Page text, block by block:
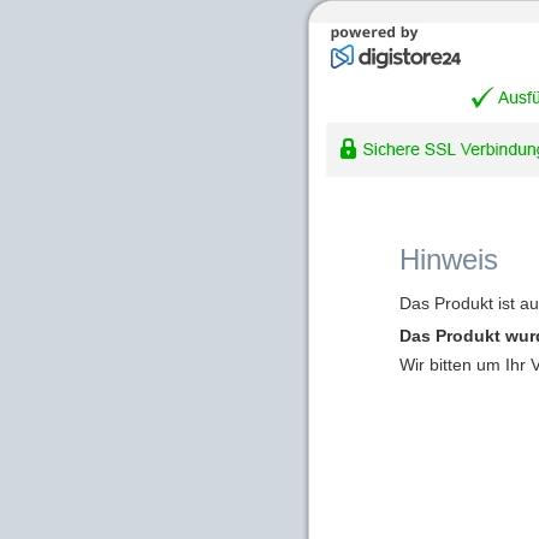
Hinweis
Das Produkt ist
Das Produkt
Wir bitten um Ihr